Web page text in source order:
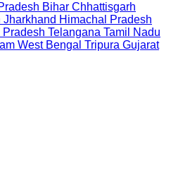
Bihar Chhattisgarh
Jharkhand Himachal Pradesh
Telangana Tamil Nadu
West Bengal Tripura Gujarat